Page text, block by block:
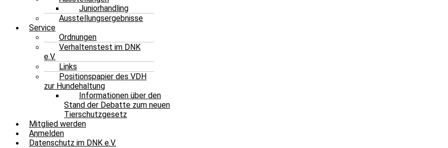
Juniorhandling
Ausstellungsergebnisse
Service
Ordnungen
Verhaltenstest im DNK
e.V.
Links
Positionspapier des VDH
zur Hundehaltung
Informationen über den
Stand der Debatte zum neuen
Tierschutzgesetz
Mitglied werden
Anmelden
Datenschutz im DNK e.V.